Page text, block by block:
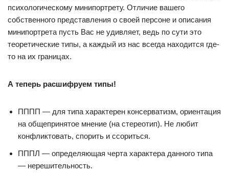
психологическому минипортрету. Отличие вашего
собственного представления о своей персоне и описания
минипортрета пусть Вас не удивляет, ведь по сути это
теоретические типы, а каждый из нас всегда находится где-
то на их границах.
А теперь расшифруем типы!
ПППП — для типа характерен консерватизм, ориентация
на общепринятое мнение (на стереотип). Не любит
конфликтовать, спорить и ссориться.
ПППЛ — определяющая черта характера данного типа
— нерешительность.